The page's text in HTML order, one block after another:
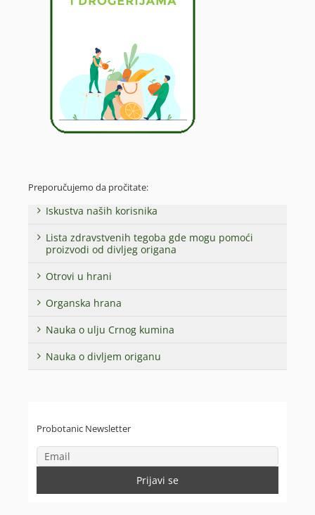
Preporučujemo da pročitate:
Iskustva naših korisnika
Lista zdravstvenih tegoba gde mogu pomoći
proizvodi od divljeg origana
Otrovi u hrani
Organska hrana
Nauka o ulju Crnog kumina
Nauka o divljem origanu
Probotanic Newsletter